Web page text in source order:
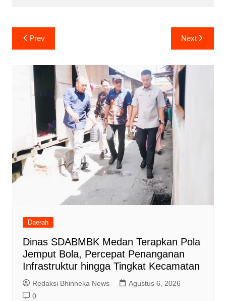
Navigasi
pos
Prev Next
Daerah
Dinas SDABMBK Medan Terapkan Pola
Jemput Bola, Percepat Penanganan
Infrastruktur hingga Tingkat Kecamatan
Redaksi Bhinneka News
Agustus 6, 2026
0